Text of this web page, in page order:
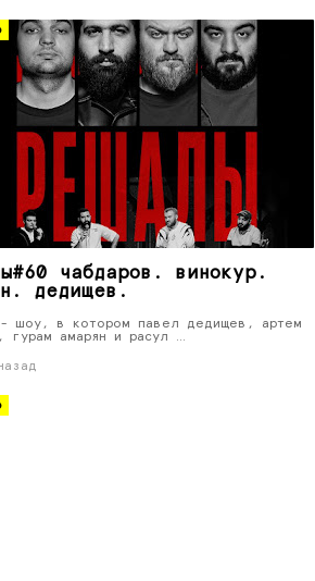
чабдаров. винокур.
дедищев.
шоу, в котором павел дедищев, артем
гурам амарян и расул …